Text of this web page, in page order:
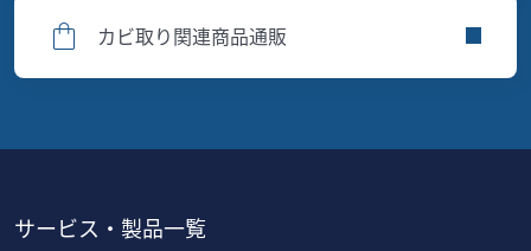
カビ取り関連商品通販
サービス・製品一覧